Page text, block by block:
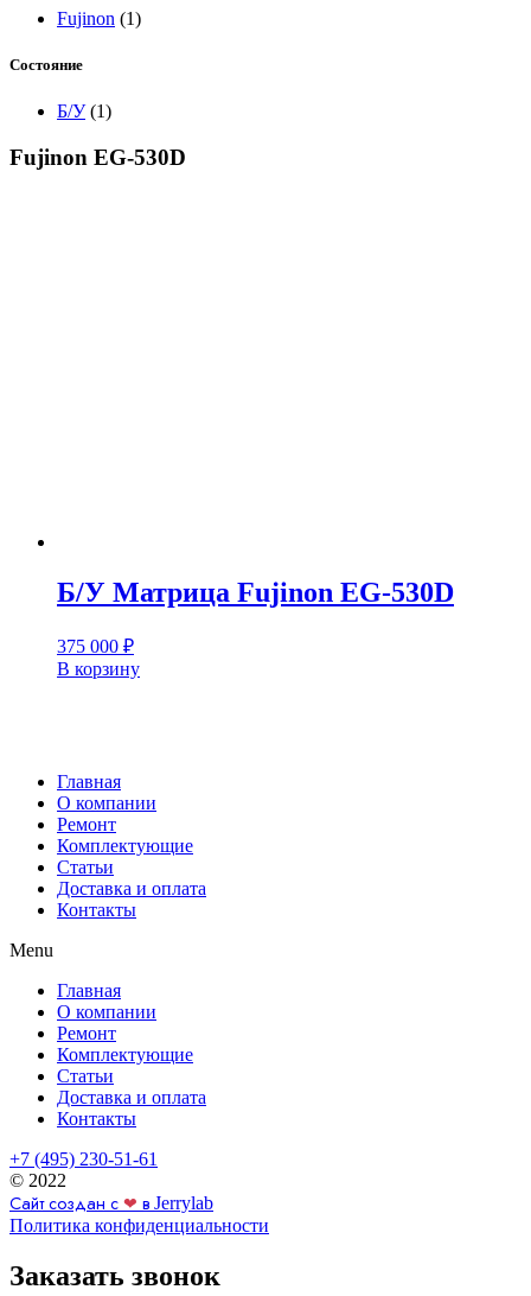
Fujinon (1)
Состояние
Б/У (1)
Fujinon EG-530D
Б/У Матрица Fujinon EG-530D
375 000 ₽
В корзину
Главная
О компании
Ремонт
Комплектующие
Статьи
Доставка и оплата
Контакты
Menu
Главная
О компании
Ремонт
Комплектующие
Статьи
Доставка и оплата
Контакты
+7 (495) 230-51-61
© 2022
Сайт создан с ❤ в Jerrylab
Политика конфиденциальности
Заказать звонок